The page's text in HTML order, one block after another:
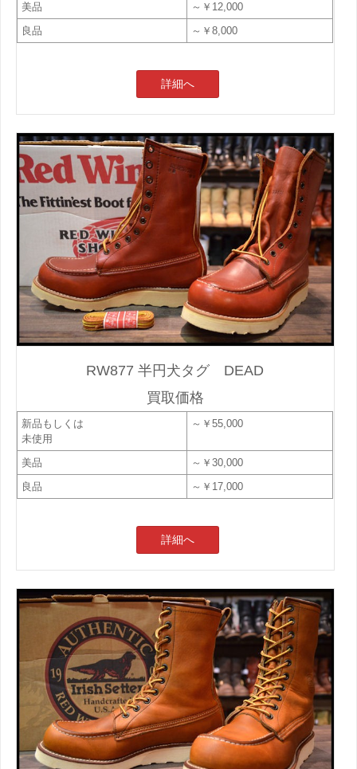
美品
～￥12,000
良品
～￥8,000
詳細へ
RW877 半円犬タグ DEAD
買取価格
新品もしくは
未使用
～￥55,000
美品
～￥30,000
良品
～￥17,000
詳細へ